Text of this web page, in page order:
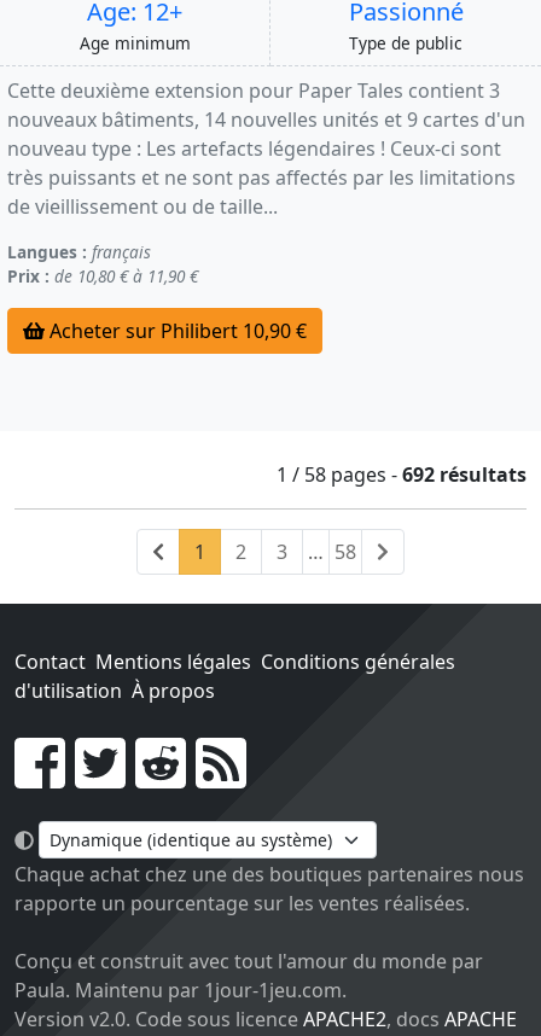
Age: 12+
Age minimum
Passionné
Type de public
Cette deuxième extension pour Paper Tales contient 3
nouveaux bâtiments, 14 nouvelles unités et 9 cartes d'un
nouveau type : Les artefacts légendaires ! Ceux-ci sont
très puissants et ne sont pas affectés par les limitations
de vieillissement ou de taille...
Langues : français
Prix : de 10,80 € à 11,90 €
Acheter sur Philibert 10,90 €
1 / 58 pages -692 résultats
Précédent
1 (current)
2 3 … 58 Suivant
Contact Mentions légales Conditions générales
d'utilisation À propos
Go !
Chaque achat chez une des boutiques partenaires nous
rapporte un pourcentage sur les ventes réalisées.
Conçu et construit avec tout l'amour du monde par
Paula. Maintenu par 1jour-1jeu.com.
Version v2.0. Code sous licenceAPACHE2, docs APACHE